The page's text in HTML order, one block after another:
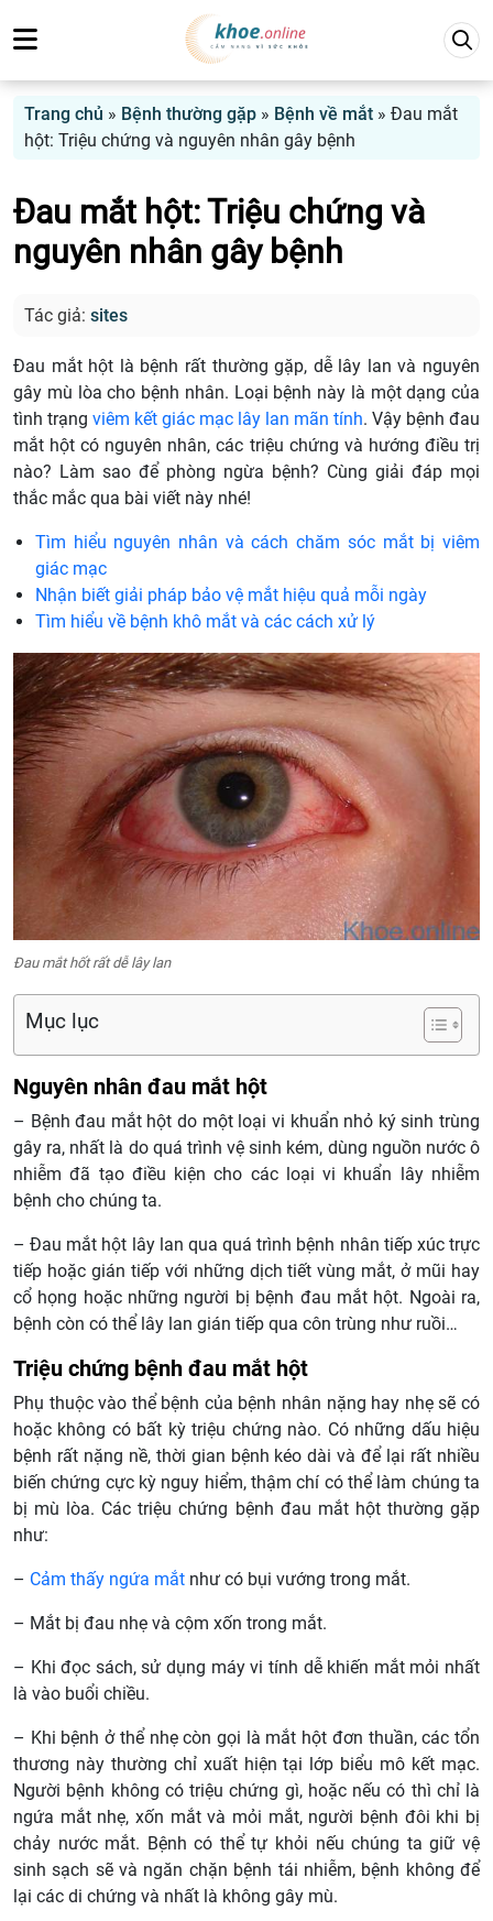
Trang chủ » Bệnh thường gặp » Bệnh về mắt » Đau mắt
hột: Triệu chứng và nguyên nhân gây bệnh
Đau mắt hột: Triệu chứng và
nguyên nhân gây bệnh
Tác giả: sites
Đau mắt hột là bệnh rất thường gặp, dễ lây lan và nguyên
gây mù lòa cho bệnh nhân. Loại bệnh này là một dạng của
tình trạng viêm kết giác mạc lây lan mãn tính. Vậy bệnh đau
mắt hột có nguyên nhân, các triệu chứng và hướng điều trị
nào? Làm sao để phòng ngừa bệnh? Cùng giải đáp mọi
thắc mắc qua bài viết này nhé!
Tìm hiểu nguyên nhân và cách chăm sóc mắt bị viêm
giác mạc
Nhận biết giải pháp bảo vệ mắt hiệu quả mỗi ngày
Tìm hiểu về bệnh khô mắt và các cách xử lý
Đau mắt hốt rất dễ lây lan
Mục lục
Nguyên nhân đau mắt hột
– Bệnh đau mắt hột do một loại vi khuẩn nhỏ ký sinh trùng
gây ra, nhất là do quá trình vệ sinh kém, dùng nguồn nước ô
nhiễm đã tạo điều kiện cho các loại vi khuẩn lây nhiễm
bệnh cho chúng ta.
– Đau mắt hột lây lan qua quá trình bệnh nhân tiếp xúc trực
tiếp hoặc gián tiếp với những dịch tiết vùng mắt, ở mũi hay
cổ họng hoặc những người bị bệnh đau mắt hột. Ngoài ra,
bệnh còn có thể lây lan gián tiếp qua côn trùng như ruồi…
Triệu chứng bệnh đau mắt hột
Phụ thuộc vào thể bệnh của bệnh nhân nặng hay nhẹ sẽ có
hoặc không có bất kỳ triệu chứng nào. Có những dấu hiệu
bệnh rất nặng nề, thời gian bệnh kéo dài và để lại rất nhiều
biến chứng cực kỳ nguy hiểm, thậm chí có thể làm chúng ta
bị mù lòa. Các triệu chứng bệnh đau mắt hột thường gặp
như:
– Cảm thấy ngứa mắt như có bụi vướng trong mắt.
– Mắt bị đau nhẹ và cộm xốn trong mắt.
– Khi đọc sách, sử dụng máy vi tính dễ khiến mắt mỏi nhất
là vào buổi chiều.
– Khi bệnh ở thể nhẹ còn gọi là mắt hột đơn thuần, các tổn
thương này thường chỉ xuất hiện tại lớp biểu mô kết mạc.
Người bệnh không có triệu chứng gì, hoặc nếu có thì chỉ là
ngứa mắt nhẹ, xốn mắt và mỏi mắt, người bệnh đôi khi bị
chảy nước mắt. Bệnh có thể tự khỏi nếu chúng ta giữ vệ
sinh sạch sẽ và ngăn chặn bệnh tái nhiễm, bệnh không để
lại các di chứng và nhất là không gây mù.